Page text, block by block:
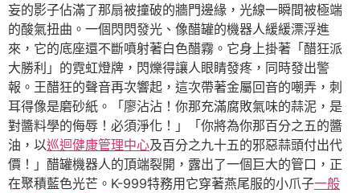
妄的影子佔滿了那扇被撞破的牆門邊緣，光線一瞬間被極端
的酸氣扭曲。一個閃閃發光、像醋罐的機器人緩緩漂浮進
來，它的底座還不斷噴射著白色醋霧。它身上掛著「醋狂派
大勝利」的霓虹燈牌，閃爍得讓人眼睛發疼，同時發出警
報。王醋狂的聲音再次響起，這次帶著金屬回音的嘲弄，刺
耳得像是磨砂紙。「廖沾沾！你那充滿腐敗氣味的蒜泥，是
對醬料學的侮辱！必須淨化！」「你將為你那百分之五的醬
油，以巡迴健康管理中心及百分之九十五的邪惡蒜頭付出代
價！」醋罐機器人的頂端裂開，露出了一個巨大的管口，正
在聚積藍色光芒。K-999特務用它穿著燕尾服的小爪子一般